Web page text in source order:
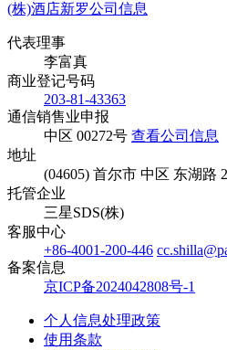
(株)酒店新罗公司信息
代表理事
李富真
商业登记号码
203-81-43363
通信销售业申报
中区 00272号 查看公司信息
地址
(04605) 首尔市 中区 东湖路
托管企业
三星SDS(株)
客服中心
+86-4001-200-446
备案信息
京ICP备2024042808号-1
个人信息处理政策
使用条款